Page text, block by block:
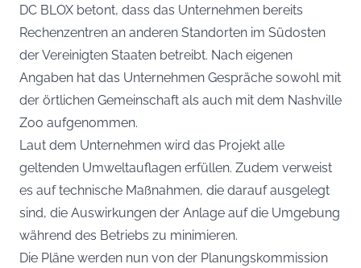
DC BLOX betont, dass das Unternehmen bereits
Rechenzentren an anderen Standorten im Südosten
der Vereinigten Staaten betreibt. Nach eigenen
Angaben hat das Unternehmen Gespräche sowohl mit
der örtlichen Gemeinschaft als auch mit dem Nashville
Zoo aufgenommen.
Laut dem Unternehmen wird das Projekt alle
geltenden Umweltauflagen erfüllen. Zudem verweist
es auf technische Maßnahmen, die darauf ausgelegt
sind, die Auswirkungen der Anlage auf die Umgebung
während des Betriebs zu minimieren.
Die Pläne werden nun von der Planungskommission